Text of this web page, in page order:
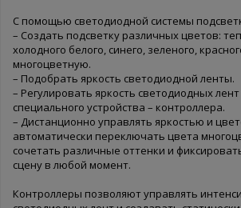
С помощью светодиодной системы
– Создать подсветку различных цветов:
холодного белого, синего, зеленого,
многоцветную.
– Подобрать яркость светодиодной ленты.
– Регулировать яркость светодиодных
специального устройства – контроллера.
– Дистанционно управлять яркостью и
автоматически переключать цвета
сочетать различные оттенки и
сцену в любой момент.
Контроллеры позволяют управлять